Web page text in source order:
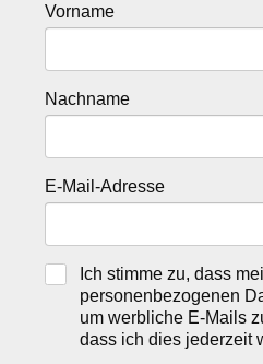
Vorname
Nachname
E-Mail-Adresse
Ich stimme zu, dass
personenbezogenen
um werbliche E-Mails
dass ich dies jederzeit